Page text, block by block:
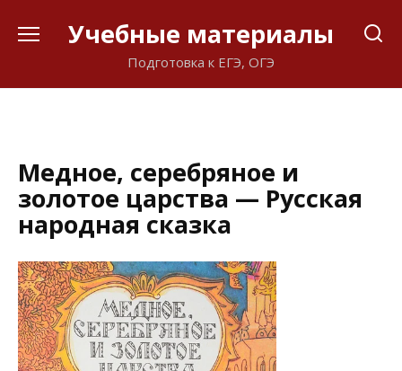
Учебные материалы
Подготовка к ЕГЭ, ОГЭ
Медное, серебряное и
золотое царства — Русская
народная сказка